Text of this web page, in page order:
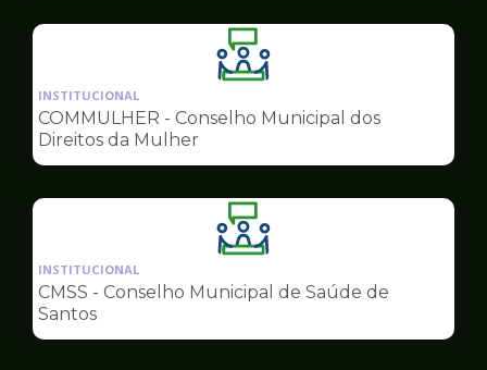
Ilustração
da
pagina
Conselhos
INSTITUCIONAL
COMMULHER - Conselho Municipal dos
Direitos da Mulher
Ilustração
da
pagina
Conselhos
INSTITUCIONAL
CMSS - Conselho Municipal de Saúde de
Santos